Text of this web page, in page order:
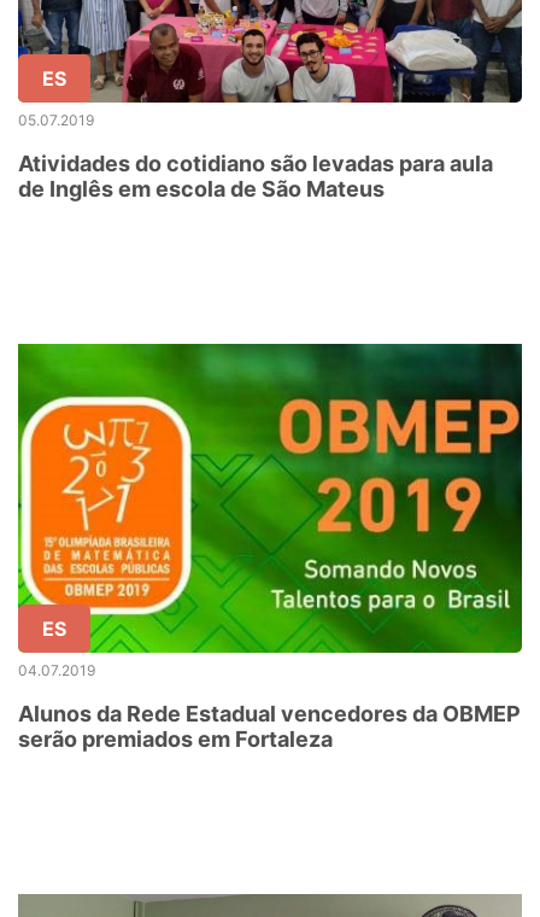
ES
05.07.2019
Atividades do cotidiano são levadas para aula
de Inglês em escola de São Mateus
ES
04.07.2019
Alunos da Rede Estadual vencedores da OBMEP
serão premiados em Fortaleza